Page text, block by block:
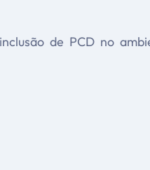
de PCD no